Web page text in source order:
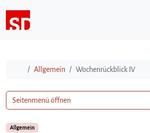
StartAllgemein Wochenrückblick IV
Allgemein
Seitenmenü öffnen